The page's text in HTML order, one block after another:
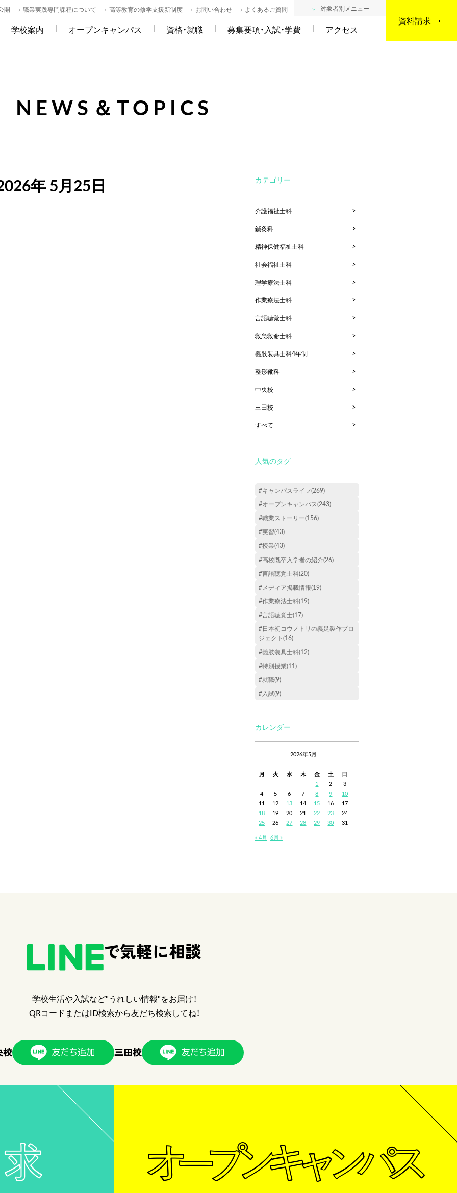
資料請求
学校案内 オープンキャンパス 資格・就職 募集要項・入試・学費 アクセス
開 職業実践専門課程について 高等教育の修学支援新制度 お問い合わせ よくあるご質問 対象者別メニュー
NEWS＆TOPICS
年 5月25日 カテゴリー
介護福祉士科
鍼灸科
精神保健福祉士科
社会福祉士科
理学療法士科
作業療法士科
言語聴覚士科
救急救命士科
義肢装具士科4年制
整形靴科
中央校
三田校
すべて
人気のタグ
#キャンパスライフ(269)
#オープンキャンパス(243)
#職業ストーリー(156)
#実習(43)
#授業(43)
#高校既卒入学者の紹介(26)
#言語聴覚士科(20)
#メディア掲載情報(19)
#作業療法士科(19)
#言語聴覚士(17)
#日本初コウノトリの義足製作プロ
ジェクト(16)
#義肢装具士科(12)
#特別授業(11)
#就職(9)
#入試(9)
カレンダー
2026年5月
月 火 水 木 金 土
日
1
2
3
4
5 6 7 8 9
10
11
12 13 14 15 16
17
18
19 20 21 22 23
24
25
26 27 28 29 30
31
« 4月 6月 »
で気軽に相談
学校生活や入試など"うれしい情報"をお届け！
QRコードまたはID検索から友だち検索してね！
校 三田校